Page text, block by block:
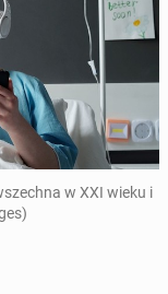
w XXI wieku i